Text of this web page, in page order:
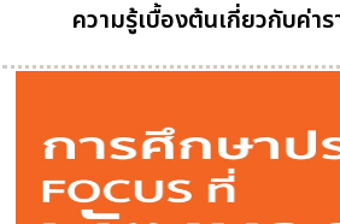
ความรู้เบื้องต้นเกี่ยวกับค่า